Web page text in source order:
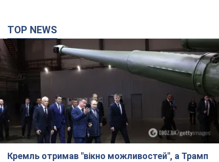
TOP NEWS
Кремль отримав "вікно можливостей", а Трамп